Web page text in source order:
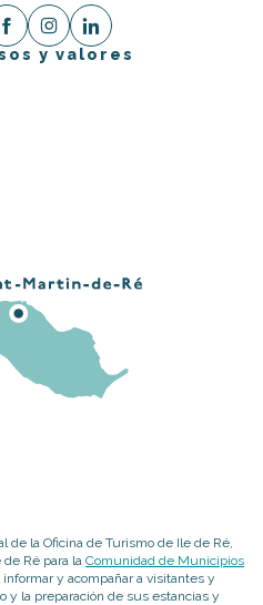
y valores
de la Oficina de Turismo de Ile de Ré,
Ré para la Comunidad de Municipios
informar y acompañar a visitantes y
la preparación de sus estancias y